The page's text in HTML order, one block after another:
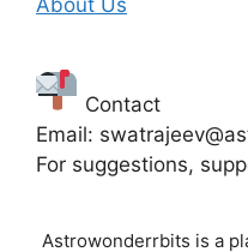
About Us
Contact
Email:
For suggestions,
Astrowonderrbits is a